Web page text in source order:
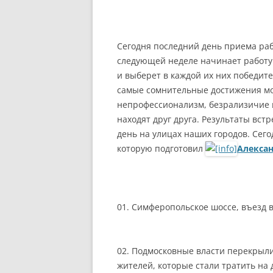
Сегодня последний день приема
следующей неделе начинает
и выберет в каждой их них
самые сомнительные достижения
непрофессионализм,
находят друг друга. Результаты
день на улицах наших городов.
которую подготовил
01. Симферопольское шоссе,
02. Подмосковные власти
жителей, которые стали тратить на